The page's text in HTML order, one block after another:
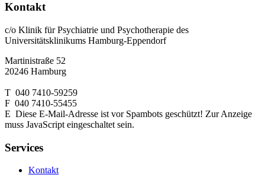
Kontakt
c/o Klinik für Psychiatrie und Psychotherapie des
Universitätsklinikums Hamburg-Eppendorf
Martinistraße 52
20246 Hamburg
T 040 7410-59259
F 040 7410-55455
E Diese E-Mail-Adresse ist vor Spambots geschützt! Zur Anzeige
muss JavaScript eingeschaltet sein.
Services
Kontakt